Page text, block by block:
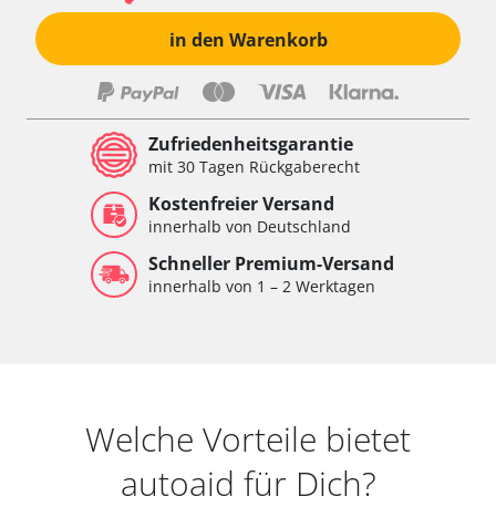
in den Warenkorb
Zufriedenheitsgarantie
mit 30 Tagen Rückgaberecht
Kostenfreier Versand
innerhalb von Deutschland
Schneller Premium-Versand
innerhalb von 1 – 2 Werktagen
Welche Vorteile bietet
autoaid für Dich?